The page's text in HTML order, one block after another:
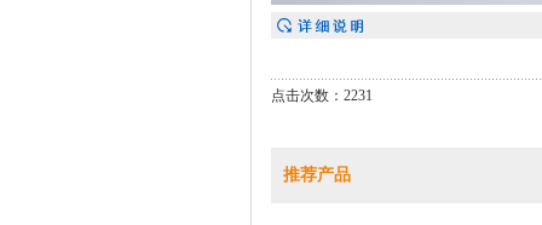
点击次数：2231
推荐产品